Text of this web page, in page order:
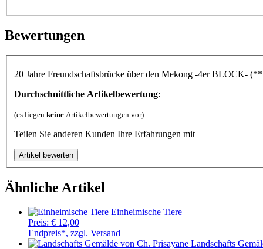
Bewertungen
20 Jahre Freundschaftsbrücke über den Mekong -4er BLOCK-
Durchschnittliche Artikelbewertung:
(es liegen keine Artikelbewertungen vor)
Teilen Sie anderen Kunden Ihre Erfahrungen mit
Ähnliche Artikel
Einheimische Tiere
Preis: € 12,00
Endpreis*, zzgl. Versand
Landschafts